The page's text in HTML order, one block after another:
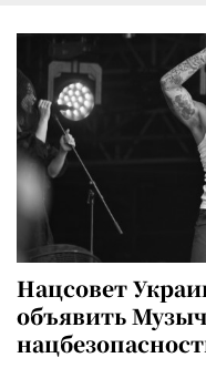
Нацсовет
объявить